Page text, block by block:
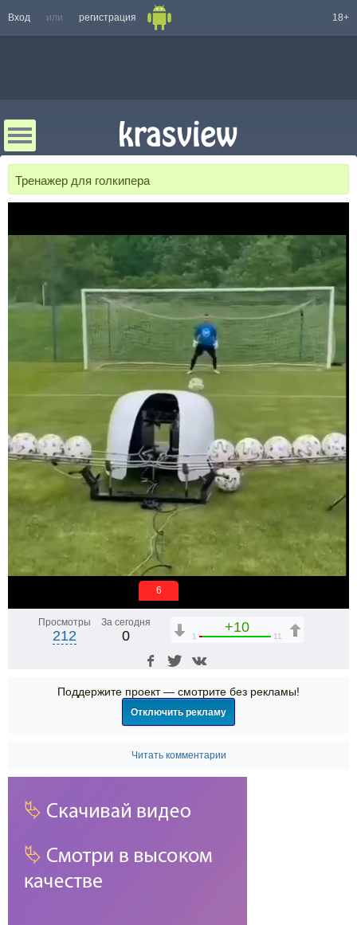
Вход или регистрация 18+
Тренажер для голкипера
5
Просмотры
212
За сегодня
0
+10
1 11
Поддержите проект — смотрите без рекламы!
Отключить рекламу
Читать комментарии